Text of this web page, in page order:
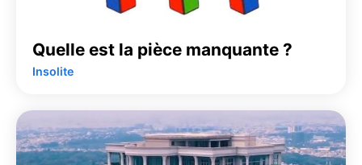
Quelle est la pièce manquante ?
Insolite